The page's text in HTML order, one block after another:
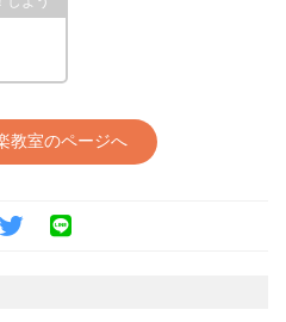
教室のページへ